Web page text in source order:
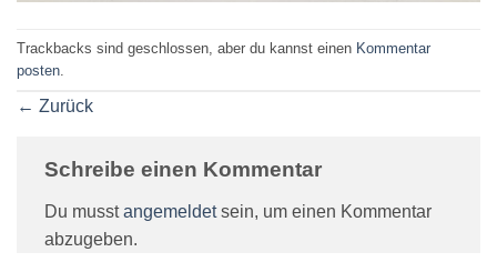
Trackbacks sind geschlossen, aber du kannst einen Kommentar
posten
← Zurück
Schreibe einen Kommentar
Du musstangemeldetsein, um einen Kommentar
abzugeben.